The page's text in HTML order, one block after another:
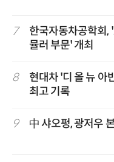
7
한국자동차공학회,
뮬러 부문' 개최
8
현대차 '디 올 뉴 아
최고 기록
9 中 샤오펑, 광저우